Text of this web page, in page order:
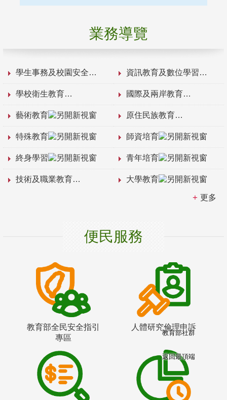
業務導覽
學生事務及校園安全 資訊教育及數位學習
學校衛生教育 國際及兩岸教育
藝術教育 原住民族教育
特殊教育 師資培育
終身學習 青年培育
技術及職業教育 大學教育
更多
便民服務
教育部全民安全指引
專區
人體研究倫理申訴
教育部社群
返回最頂端